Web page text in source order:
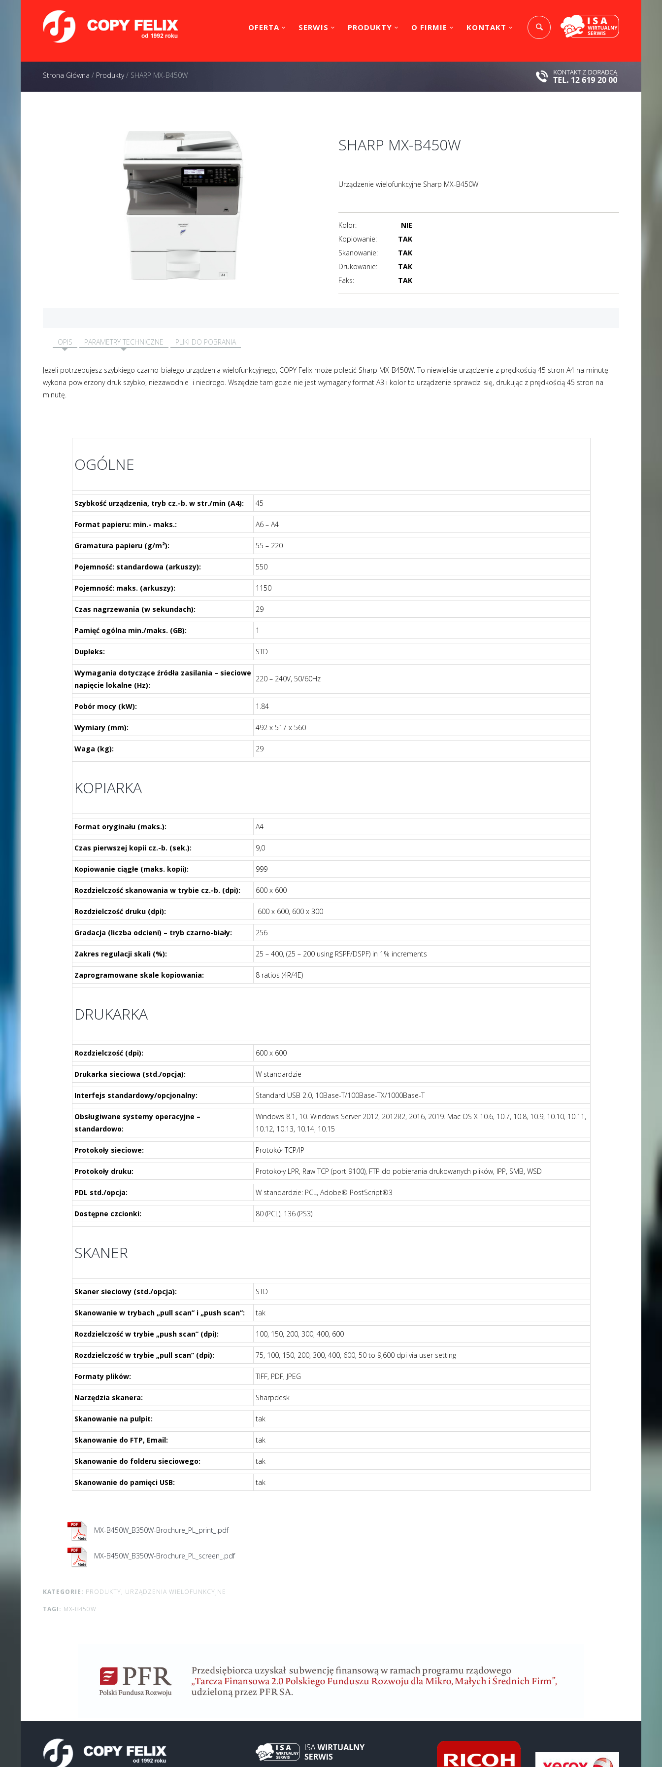
OFERTA SERWIS PRODUKTY O FIRMIE KONTAKT
Strona Główna / Produkty/ SHARP MX-B450W
SHARP MX-B450W
Urządzenie wielofunkcyjne Sharp MX-B450W
Kolor:
NIE
Kopiowanie:
TAK
Skanowanie:
TAK
Drukowanie:
TAK
Faks:
TAK
OPIS PARAMETRY TECHNICZNE PLIKI DO POBRANIA
Jeżeli potrzebujesz szybkiego czarno-białego urządzenia wielofunkcyjnego, COPY Felix może polecić Sharp MX-B450W. To niewielkie urządzenie z prędkością 45 stron A4 na minutę
wykona powierzony druk szybko, niezawodnie i niedrogo. Wszędzie tam gdzie nie jest wymagany format A3 i kolor to urządzenie sprawdzi się, drukując z prędkością 45 stron na
minutę.
OGÓLNE
Szybkość urządzenia, tryb cz.-b. w str./min (A4): 45
Format papieru: min.- maks.: A6 – A4
Gramatura papieru (g/m²): 55 – 220
Pojemność: standardowa (arkuszy): 550
Pojemność: maks. (arkuszy): 1150
Czas nagrzewania (w sekundach): 29
Pamięć ogólna min./maks. (GB): 1
Dupleks: STD
Wymagania dotyczące źródła zasilania – sieciowe
napięcie lokalne (Hz):
220 – 240V, 50/60Hz
Pobór mocy (kW): 1.84
Wymiary (mm): 492 x 517 x 560
Waga (kg): 29
KOPIARKA
Format oryginału (maks.): A4
Czas pierwszej kopii cz.-b. (sek.): 9,0
Kopiowanie ciągłe (maks. kopii): 999
Rozdzielczość skanowania w trybie cz.-b. (dpi): 600 x 600
Rozdzielczość druku (dpi): 600 x 600, 600 x 300
Gradacja (liczba odcieni) – tryb czarno-biały: 256
Zakres regulacji skali (%): 25 – 400, (25 – 200 using RSPF/DSPF) in 1% increments
Zaprogramowane skale kopiowania: 8 ratios (4R/4E)
DRUKARKA
Rozdzielczość (dpi): 600 x 600
Drukarka sieciowa (std./opcja): W standardzie
Interfejs standardowy/opcjonalny: Standard USB 2.0, 10Base-T/100Base-TX/1000Base-T
Obsługiwane systemy operacyjne –
standardowo:
Windows 8.1, 10. Windows Server 2012, 2012R2, 2016, 2019. Mac OS X 10.6, 10.7, 10.8, 10.9, 10.10, 10.11,
10.12, 10.13, 10.14, 10.15
Protokoły sieciowe: Protokół TCP/IP
Protokoły druku: Protokoły LPR, Raw TCP (port 9100), FTP do pobierania drukowanych plików, IPP, SMB, WSD
PDL std./opcja: W standardzie: PCL, Adobe® PostScript®3
Dostępne czcionki: 80 (PCL), 136 (PS3)
SKANER
Skaner sieciowy (std./opcja): STD
Skanowanie w trybach „pull scan” i „push scan”: tak
Rozdzielczość w trybie „push scan” (dpi): 100, 150, 200, 300, 400, 600
Rozdzielczość w trybie „pull scan” (dpi): 75, 100, 150, 200, 300, 400, 600, 50 to 9,600 dpi via user setting
Formaty plików: TIFF, PDF, JPEG
Narzędzia skanera: Sharpdesk
Skanowanie na pulpit: tak
Skanowanie do FTP, Email: tak
Skanowanie do folderu sieciowego: tak
Skanowanie do pamięci USB: tak
MX-B450W_B350W-Brochure_PL_print_.pdf
MX-B450W_B350W-Brochure_PL_screen_.pdf
KATEGORIE: PRODUKTY, URZĄDZENIA WIELOFUNKCYJNE
TAGI: MX-B450W